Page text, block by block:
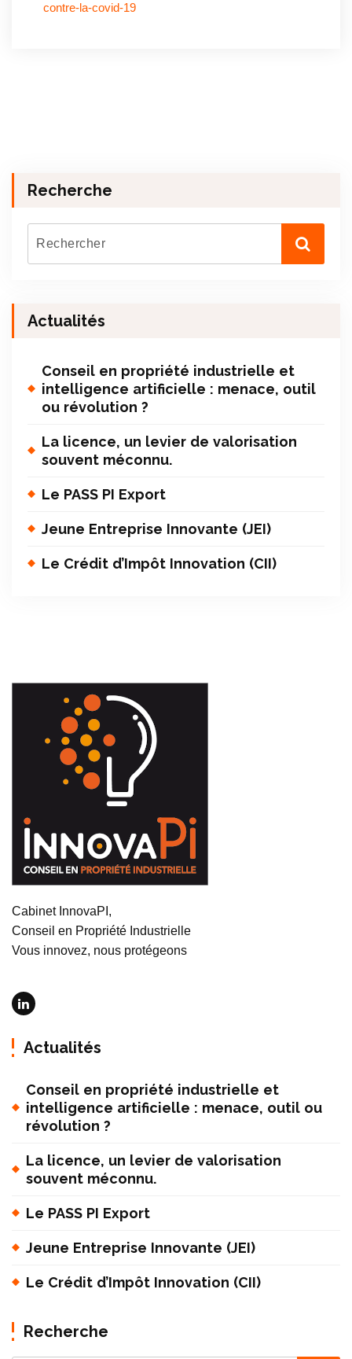
contre-la-covid-19
Recherche
Actualités
Conseil en propriété industrielle et
intelligence artificielle : menace, outil
ou révolution ?
La licence, un levier de valorisation
souvent méconnu.
Le PASS PI Export
Jeune Entreprise Innovante (JEI)
Le Crédit d’Impôt Innovation (CII)
Cabinet InnovaPI,
Conseil en Propriété Industrielle
Vous innovez, nous protégeons
Actualités
Conseil en propriété industrielle et
intelligence artificielle : menace, outil ou
révolution ?
La licence, un levier de valorisation
souvent méconnu.
Le PASS PI Export
Jeune Entreprise Innovante (JEI)
Le Crédit d’Impôt Innovation (CII)
Recherche